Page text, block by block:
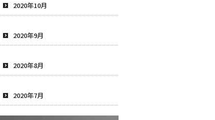
2020年10月
2020年9月
2020年8月
2020年7月